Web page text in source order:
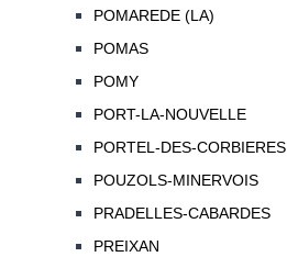
POMAREDE (LA)
POMAS
POMY
PORT-LA-NOUVELLE
PORTEL-DES-CORBIERES
POUZOLS-MINERVOIS
PRADELLES-CABARDES
PREIXAN